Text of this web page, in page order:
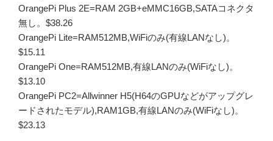
OrangePi Plus 2E=RAM 2GB+eMMC16GB,SATAコネクタ
無し。$38.26
OrangePi Lite=RAM512MB,WiFiのみ(有線LANなし)。
$15.11
OrangePi One=RAM512MB,有線LANのみ(WiFiなし)。
$13.10
OrangePi PC2=Allwinner H5(H64のGPUなどがアップグレ
ードされたモデル),RAM1GB,有線LANのみ(WiFiなし)。
$23.13